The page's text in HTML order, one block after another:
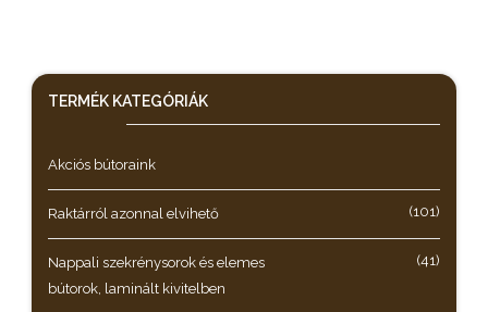
TERMÉK KATEGÓRIÁK
Akciós bútoraink
Raktárról azonnal elvihető (101)
Nappali szekrénysorok és elemes
bútorok, laminált kivitelben
(41)